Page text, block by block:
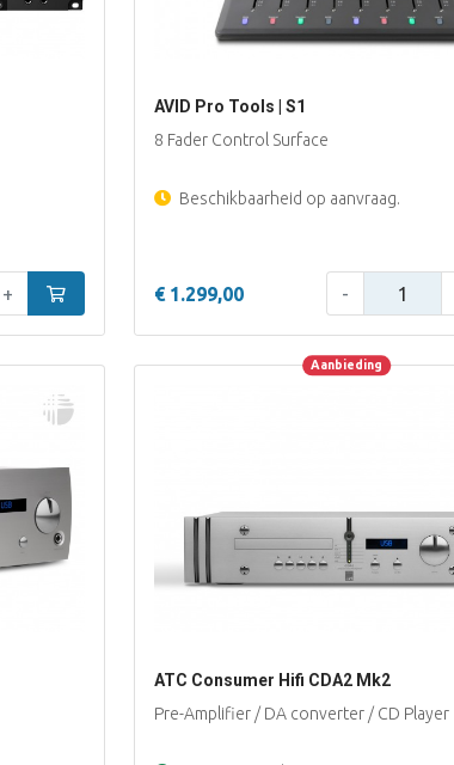
+ In winkelwagen
AVID Pro Tools | S1
8 Fader Control Surface
Beschikbaarheid op aanvraag.
€ 1.299,00 -
Aanbieding Aanbieding
ATC Consumer Hifi CDA2 Mk2
Pre-Amplifier / DA converter / CD Player